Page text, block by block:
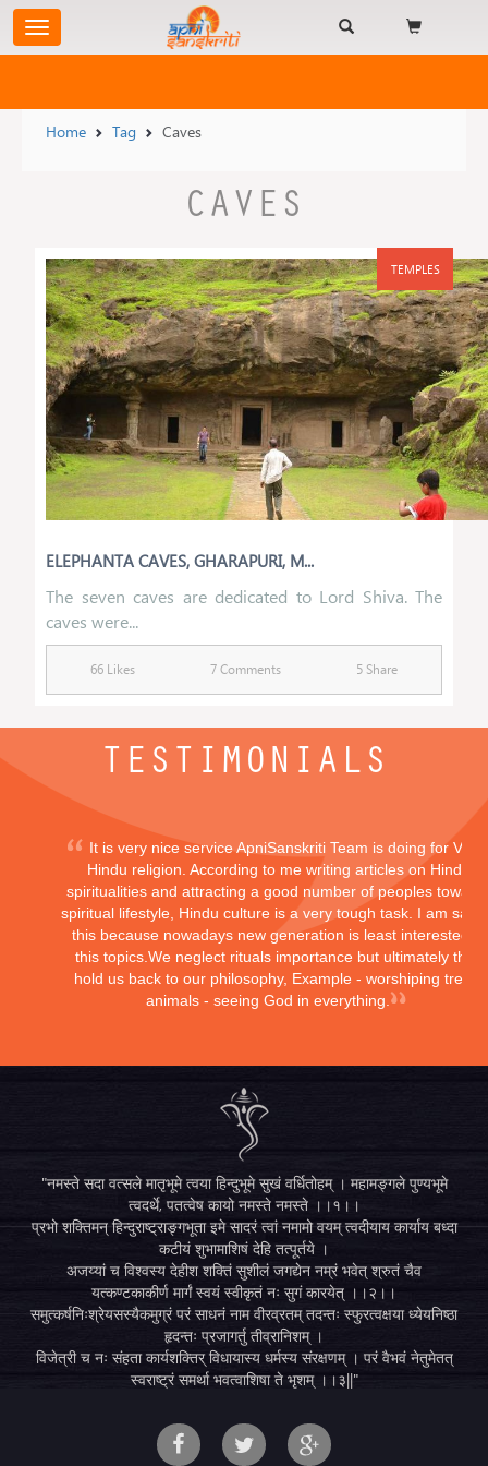
Home Tag Caves
CAVES
TEMPLES
ELEPHANTA CAVES, GHARAPURI, M...
The seven caves are dedicated to Lord Shiva. The
caves were...
66 Likes 7 Comments 5 Share
TESTIMONIALS
It is very nice service ApniSanskriti Team is doing for
Hindu religion. According to me writing articles on Hindu
spiritualities and attracting a good number of peoples
spiritual lifestyle, Hindu culture is a very tough task. I am
this because nowadays new generation is least interested in
this topics.We neglect rituals importance but ultimately they
hold us back to our philosophy, Example - worshiping trees,
animals - seeing God in everything.
"नमस्ते सदा वत्सले मातृभूमे त्वया हिन्दुभूमे सुखं वर्धितोहम् । महामङ्गले पुण्यभूमे
त्वदर्थे, पतत्वेष कायो नमस्ते नमस्ते ।।१।।
प्रभो शक्तिमन् हिन्दुराष्ट्राङ्गभूता इमे सादरं त्वां नमामो वयम् त्वदीयाय कार्याय बध्दा
कटीयं शुभामाशिषं देहि तत्पूर्तये ।
अजय्यां च विश्वस्य देहीश शक्तिं सुशीलं जगद्येन नम्रं भवेत् श्रुतं चैव
यत्कण्टकाकीर्ण मार्गं स्वयं स्वीकृतं नः सुगं कारयेत् ।।२।।
समुत्कर्षनिःश्रेयसस्यैकमुग्रं परं साधनं नाम वीरव्रतम् तदन्तः स्फुरत्वक्षया ध्येयनिष्ठा
हृदन्तः प्रजागर्तु तीव्रानिशम् ।
विजेत्री च नः संहता कार्यशक्तिर् विधायास्य धर्मस्य संरक्षणम् । परं वैभवं नेतुमेतत्
स्वराष्ट्रं समर्था भवत्वाशिषा ते भृशम् ।।३||"